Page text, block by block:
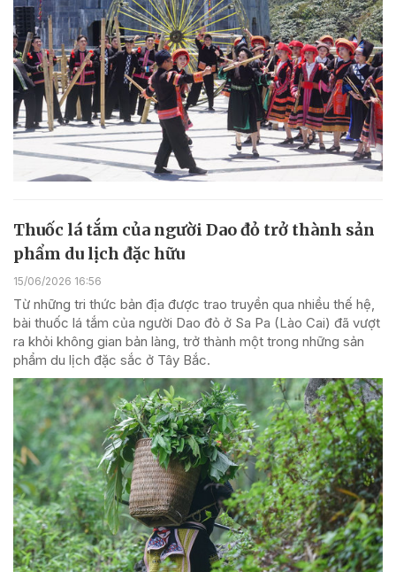
Thuốc lá tắm của người Dao đỏ trở thành sản
phẩm du lịch đặc hữu
15/06/2026 16:56
Từ những tri thức bản địa được trao truyền qua nhiều thế hệ,
bài thuốc lá tắm của người Dao đỏ ở Sa Pa (Lào Cai) đã vượt
ra khỏi không gian bản làng, trở thành một trong những sản
phẩm du lịch đặc sắc ở Tây Bắc.